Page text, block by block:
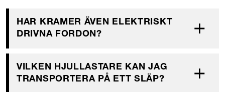
HAR KRAMER ÄVEN ELEKTRISKT
DRIVNA FORDON?
VILKEN HJULLASTARE KAN JAG
TRANSPORTERA PÅ ETT SLÄP?